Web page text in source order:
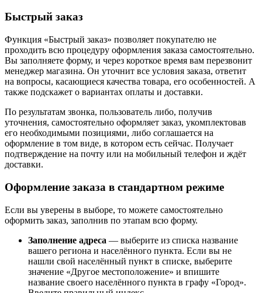
Быстрый заказ
Функция «Быстрый заказ» позволяет покупателю не
проходить всю процедуру оформления заказа самостоятельно.
Вы заполняете форму, и через короткое время вам перезвонит
менеджер магазина. Он уточнит все условия заказа, ответит
на вопросы, касающиеся качества товара, его особенностей. А
также подскажет о вариантах оплаты и доставки.
По результатам звонка, пользователь либо, получив
уточнения, самостоятельно оформляет заказ, укомплектовав
его необходимыми позициями, либо соглашается на
оформление в том виде, в котором есть сейчас. Получает
подтверждение на почту или на мобильный телефон и ждёт
доставки.
Оформление заказа в стандартном режиме
Если вы уверены в выборе, то можете самостоятельно
оформить заказ, заполнив по этапам всю форму.
Заполнение адреса — выберите из списка название
вашего региона и населённого пункта. Если вы не
нашли свой населённый пункт в списке, выберите
значение «Другое местоположение» и впишите
название своего населённого пункта в графу «Город».